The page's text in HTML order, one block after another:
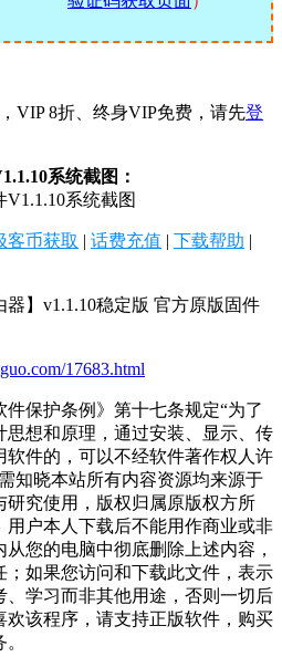
VIP 8折、终身VIP免费，请先登
系统截图：
客币获取 | 话费充值 | 下载帮助 |
器】v1.1.10稳定版 官方原版固件
17683.html
件保护条例》第十七条规定“为了
想和原理，通过安装、显示、传
件的，可以不经软件著作权人许
知晓本站所有内容资源均来源于
研究使用，版权归属原版权方所
户本人下载后不能用作商业或非
您的电脑中彻底删除上述内容，
如果您访问和下载此文件，表示
学习而非其他用途，否则一切后
该程序，请支持正版软件，购买